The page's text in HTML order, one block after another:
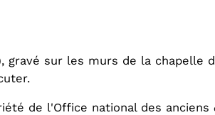
sur les murs de la chapelle
de l'Office national des anciens